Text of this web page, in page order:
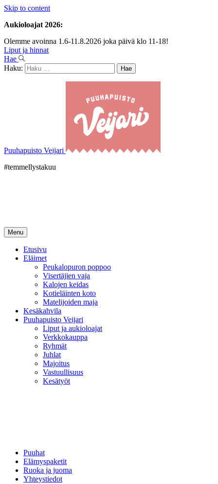
Skip to content
Aukioloajat 2026:
Olemme avoinna 1.6-11.8.2026 joka päivä klo 11-18!
Liput ja hinnat
Hae
Haku:
Puuhapuisto Veijari
#temmellystakuu
Menu
Etusivu
Eläimet
Peukalopuron poppoo
Visertäjien vaja
Kalojen keidas
Kotieläinten koto
Matelijoiden maja
Kesäkahvila
Puuhapuisto Veijari
Liput ja aukioloajat
Verkkokauppa
Ryhmät
Juhlat
Majoitus
Vastuullisuus
Kesätyöt
Puuhat
Elämyspaketit
Ruoka ja juoma
Yhteystiedot